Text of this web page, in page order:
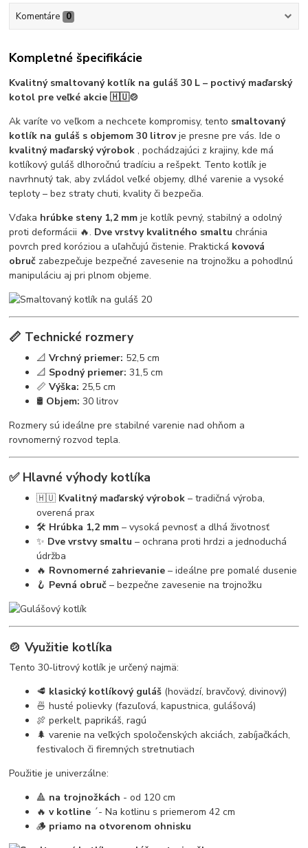
Komentáre 0
Kompletné špecifikácie
Kvalitný smaltovaný kotlík na guláš 30 L – poctivý maďarský
kotol pre veľké akcie 🇭🇺🍲
Ak varíte vo veľkom a nechcete kompromisy, tento smaltovaný
kotlík na guláš s objemom 30 litrovje presne pre vás. Ide o
kvalitný maďarský výrobok , pochádzajúci z krajiny, kde má
kotlíkový guláš dlhoročnú tradíciu a rešpekt. Tento kotlík je
navrhnutý tak, aby zvládol veľké objemy, dlhé varenie a vysoké
teploty – bez straty chuti, kvality či bezpečia.
Vďaka hrúbke steny 1,2 mm je kotlík pevný, stabilný a odolný
proti deformácii 🔥. Dve vrstvy kvalitného smaltu chránia
povrch pred koróziou a uľahčujú čistenie. Praktická kovová
obruč zabezpečuje bezpečné zavesenie na trojnožku a pohodlnú
manipuláciu aj pri plnom objeme.
📏 Technické rozmery
📐Vrchný priemer: 52,5 cm
📐 Spodný priemer: 31,5 cm
📏Výška: 25,5 cm
🛢️ Objem: 30 litrov
Rozmery sú ideálne pre stabilné varenie nad ohňom a
rovnomerný rozvod tepla.
✅ Hlavné výhody kotlíka
🇭🇺 Kvalitný maďarský výrobok – tradičná výroba,
overená prax
🛠️ Hrúbka 1,2 mm – vysoká pevnosť a dlhá životnosť
✨ Dve vrstvy smaltu – ochrana proti hrdzi a jednoduchá
údržba
🔥 Rovnomerné zahrievanie – ideálne pre pomalé dusenie
🪝 Pevná obruč – bezpečne zavesenie na trojnožku
🍲 Využitie kotlíka
Tento 30-litrový kotlík je určený najmä:
🥩 klasický kotlíkový guláš (hovädzí, bravčový, divinový)
🍜 husté polievky (fazuľová, kapustnica, gulášová)
🍖 perkelt, paprikáš, ragú
🌲 varenie na veľkých spoločenských akciách, zabíjačkách,
festivaloch či firemných stretnutiach
Použitie je univerzálne:
🔺 na trojnožkách - od 120 cm
🔥v kotline ´- Na kotlinu s priemerom 42 cm
🪵 priamo na otvorenom ohnisku